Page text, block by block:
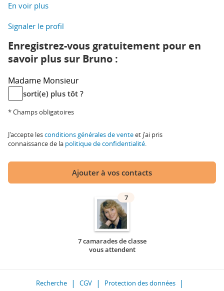
En voir plus
Signaler le profil
Enregistrez-vous gratuitement pour en
savoir plus sur Bruno :
Madame Monsieur
sorti(e) plus tôt ?
* Champs obligatoires
J'accepte lesconditions générales de venteet j'ai pris
connaissance de la politique de confidentialité.
Ajouter à vos contacts
7
7 camarades de classe
vous attendent
Recherche CGV
Protection des données